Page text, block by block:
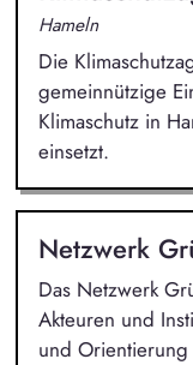
Hameln
Die
gemeinnützige
Klimaschutz in
einsetzt.
Netzwerk
Das Netzwerk
Akteuren und
und